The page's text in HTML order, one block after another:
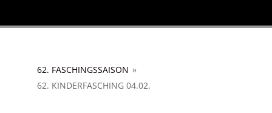
62. FASCHINGSSAISON »
62. KINDERFASCHING 04.02.